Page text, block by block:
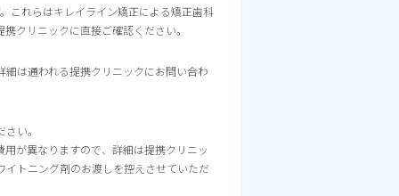
これらはキレイライン矯正による矯正歯科
クリニックに直接ご確認ください。
細は通われる提携クリニックにお問い合わ
い。
が異なりますので、詳細は提携クリニッ
トニング剤のお渡しを控えさせていただ